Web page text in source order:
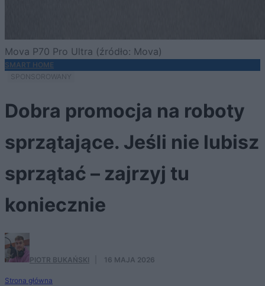
Mova P70 Pro Ultra (źródło: Mova)
SMART HOME
SPONSOROWANY
Dobra promocja na roboty
sprzątające. Jeśli nie lubisz
sprzątać – zajrzyj tu
koniecznie
PIOTR BUKAŃSKI 16 MAJA 2026
Strona główna